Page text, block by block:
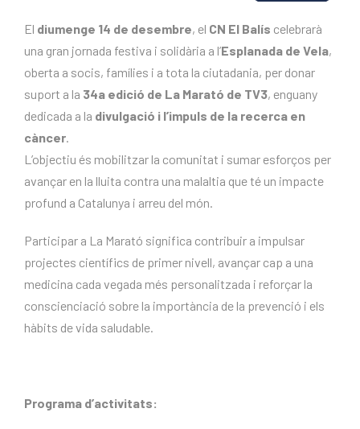
El diumenge 14 de desembre, el CN El Balís celebrarà
una gran jornada festiva i solidària a l’Esplanada de Vela,
oberta a socis, famílies i a tota la ciutadania, per donar
suport a la 34a edició de La Marató de TV3, enguany
dedicada a la divulgació i l’impuls de la recerca en
càncer.
L’objectiu és mobilitzar la comunitat i sumar esforços per
avançar en la lluita contra una malaltia que té un impacte
profund a Catalunya i arreu del món.
Participar a La Marató significa contribuir a impulsar
projectes científics de primer nivell, avançar cap a una
medicina cada vegada més personalitzada i reforçar la
conscienciació sobre la importància de la prevenció i els
hàbits de vida saludable.
Programa d’activitats: